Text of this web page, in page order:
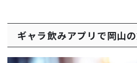
ギャラ飲みアプリで岡山